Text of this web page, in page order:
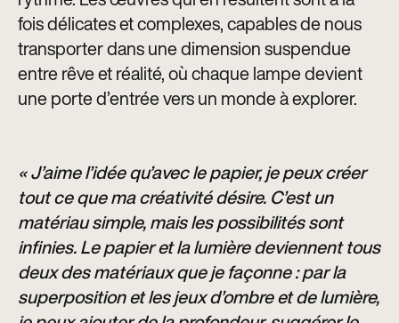
fois délicates et complexes, capables de nous
transporter dans une dimension suspendue
entre rêve et réalité, où chaque lampe devient
une porte d’entrée vers un monde à explorer.
« J’aime l’idée qu’avec le papier, je peux créer
tout ce que ma créativité désire. C’est un
matériau simple, mais les possibilités sont
infinies. Le papier et la lumière deviennent tous
deux des matériaux que je façonne : par la
superposition et les jeux d’ombre et de lumière,